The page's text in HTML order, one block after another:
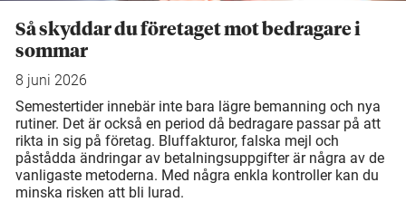
Så skyddar du företaget mot bedragare i
sommar
8 juni 2026
Semestertider innebär inte bara lägre bemanning och nya
rutiner. Det är också en period då bedragare passar på att
rikta in sig på företag. Bluffakturor, falska mejl och
påstådda ändringar av betalningsuppgifter är några av de
vanligaste metoderna. Med några enkla kontroller kan du
minska risken att bli lurad.